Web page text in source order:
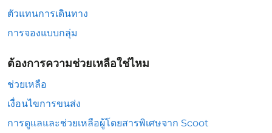
ตัวแทนการเดินทาง
การจองแบบกลุ่ม
ต้องการความช่วยเหลือใช่ไหม
ช่วยเหลือ
เงื่อนไขการขนส่ง
การดูแลและช่วยเหลือผู้โดยสารพิเศษจาก Scoot